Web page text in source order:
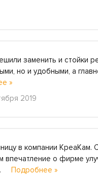
заменить и стойки
но и удобными, а
»
2019
в компании КреаКам.
о фирме
Подробнее »